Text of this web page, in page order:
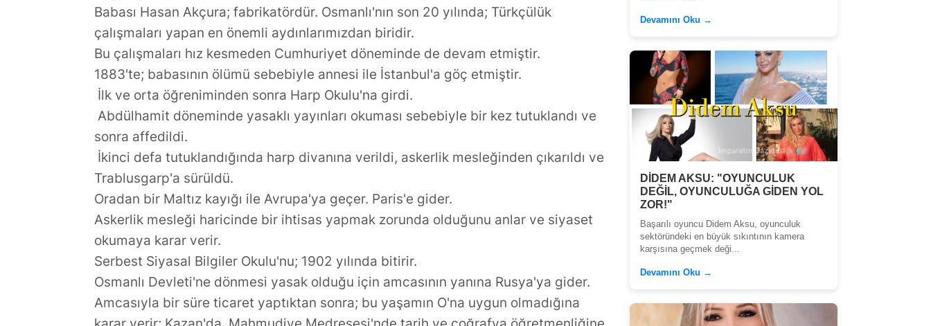
Babası Hasan Akçura; fabrikatördür. Osmanlı'nın son 20 yılında; Türkçülük
çalışmaları yapan en önemli aydınlarımızdan biridir.
Bu çalışmaları hız kesmeden Cumhuriyet döneminde de devam etmiştir.
1883'te; babasının ölümü sebebiyle annesi ile İstanbul'a göç etmiştir.
İlk ve orta öğreniminden sonra Harp Okulu'na girdi.
Abdülhamit döneminde yasaklı yayınları okuması sebebiyle bir kez tutuklandı ve
sonra affedildi.
İkinci defa tutuklandığında harp divanına verildi, askerlik mesleğinden çıkarıldı ve
Trablusgarp'a sürüldü.
Oradan bir Maltız kayığı ile Avrupa'ya geçer. Paris'e gider.
Askerlik mesleği haricinde bir ihtisas yapmak zorunda olduğunu anlar ve siyaset
okumaya karar verir.
Serbest Siyasal Bilgiler Okulu'nu; 1902 yılında bitirir.
Osmanlı Devleti'ne dönmesi yasak olduğu için amcasının yanına Rusya'ya gider.
Amcasıyla bir süre ticaret yaptıktan sonra; bu yaşamın O'na uygun olmadığına
Devamını Oku →
DİDEM AKSU: "OYUNCULUK
DEĞİL, OYUNCULUĞA GİDEN YOL
ZOR!"
Başarılı oyuncu Didem Aksu, oyunculuk
sektöründeki en büyük sıkıntının kamera
karşısına geçmek deği...
Devamını Oku →